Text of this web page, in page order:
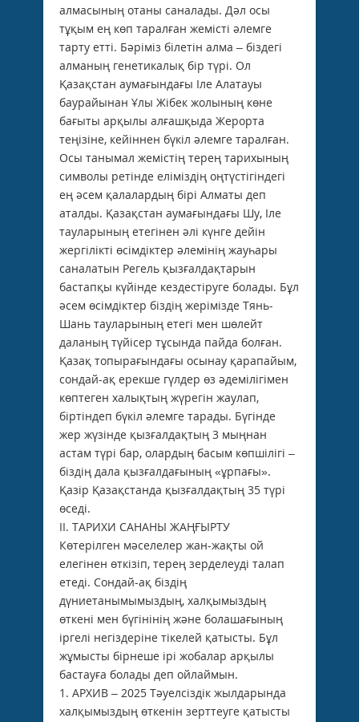
алмасының отаны саналады. Дәл осы
тұқым ең көп таралған жемісті әлемге
тарту етті. Бәріміз білетін алма – біздегі
алманың генетикалық бір түрі. Ол
Қазақстан аумағындағы Іле Алатауы
баурайынан Ұлы Жібек жолының көне
бағыты арқылы алғашқыда Жерорта
теңізіне, кейіннен бүкіл әлемге таралған.
Осы танымал жемістің терең тарихының
символы ретінде еліміздің оңтүстігіндегі
ең әсем қалалардың бірі Алматы деп
аталды. Қазақстан аумағындағы Шу, Іле
тауларының етегінен әлі күнге дейін
жергілікті өсімдіктер әлемінің жауһары
саналатын Регель қызғалдақтарын
бастапқы күйінде кездестіруге болады. Бұл
әсем өсімдіктер біздің жерімізде Тянь-
Шань тауларының етегі мен шөлейт
даланың түйісер тұсында пайда болған.
Қазақ топырағындағы осынау қарапайым,
сондай-ақ ерекше гүлдер өз әдемілігімен
көптеген халықтың жүрегін жаулап,
біртіндеп бүкіл әлемге тарады. Бүгінде
жер жүзінде қызғалдақтың 3 мыңнан
астам түрі бар, олардың басым көпшілігі –
біздің дала қызғалдағының «ұрпағы».
Қазір Қазақстанда қызғалдақтың 35 түрі
өседі.
ІІ. ТАРИХИ САНАНЫ ЖАҢҒЫРТУ
Көтерілген мәселелер жан-жақты ой
елегінен өткізіп, терең зерделеуді талап
етеді. Сондай-ақ біздің
дүниетанымымыздың, халқымыздың
өткені мен бүгінінің және болашағының
іргелі негіздеріне тікелей қатысты. Бұл
жұмысты бірнеше ірі жобалар арқылы
бастауға болады деп ойлаймын.
1. АРХИВ – 2025 Тәуелсіздік жылдарында
халқымыздың өткенін зерттеуге қатысты